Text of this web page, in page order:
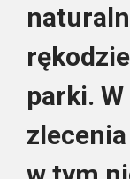
parki.